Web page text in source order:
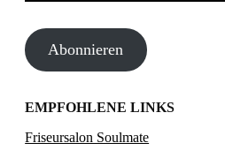
AdresseAbonnieren
EMPFOHLENE LINKS
Friseursalon Soulmate